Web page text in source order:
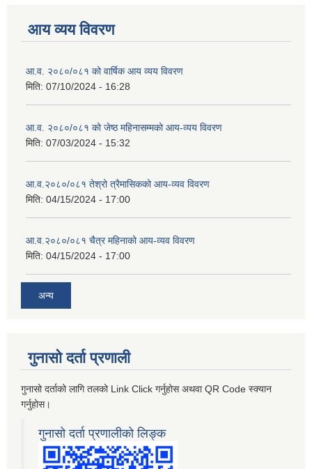
आय व्यय विवरण
आ.व. २०८०/०८१ को वार्षिक आय व्यय विवरण
मिति: 07/10/2024 - 16:28
आ.व. २०८०/०८१ को जेष्ठ महिनासम्मको आय-व्यय विवरण
मिति: 07/03/2024 - 15:32
आ.व.२०८०/०८१ तेश्रो त्रैमासिकको आय-व्यव विवरण
मिति: 04/15/2024 - 17:00
आ.व.२०८०/०८१ चैत्र महिनाको आय-व्यव विवरण
मिति: 04/15/2024 - 17:00
अन्य
गुनासो दर्ता प्रणाली
गुनासो दर्ताको लागि तलको Link Click गर्नुहोस अथवा QR Code स्क्यान
गर्नुहोस।
गुनासो दर्ता प्रणालीको लिङ्क